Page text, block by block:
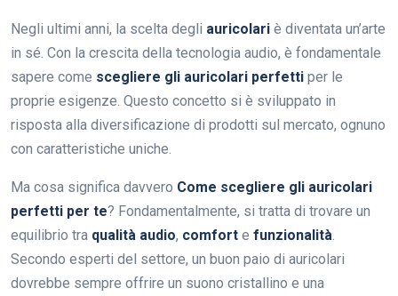
Negli ultimi anni, la scelta degli auricolari è diventata un’arte
in sé. Con la crescita della tecnologia audio, è fondamentale
sapere come scegliere gli auricolari perfetti per le
proprie esigenze. Questo concetto si è sviluppato in
risposta alla diversificazione di prodotti sul mercato, ognuno
con caratteristiche uniche.
Ma cosa significa davvero Come scegliere gli auricolari
perfetti per te? Fondamentalmente, si tratta di trovare un
equilibrio tra qualità audio, comfort e funzionalità.
Secondo esperti del settore, un buon paio di auricolari
dovrebbe sempre offrire un suono cristallino e una